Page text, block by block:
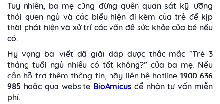
Tuy nhiên, ba mẹ cũng đừng quên quan sát kỹ lưỡng
thói quen ngủ và các biểu hiện đi kèm của trẻ để kịp
thời phát hiện và xử trí các vấn đề sức khỏe của bé nếu
có.
Hy vọng bài viết đã giải đáp được thắc mắc “Trẻ 3
tháng tuổi ngủ nhiều có tốt không?” của ba mẹ. Nếu
cần hỗ trợ thêm thông tin, hãy liên hệ hotline 1900 636
985 hoặc qua website BioAmicusđể nhận tư vấn miễn
phí.